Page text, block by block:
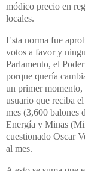
módico precio en
locales.
Esta norma fue
votos a favor y
Parlamento, el
porque quería
un primer momento,
usuario que reciba
mes (3,600 balones
Energía y Minas
cuestionado Oscar
al mes.